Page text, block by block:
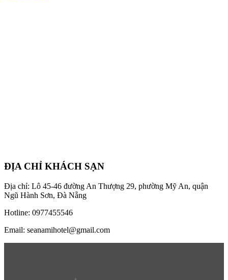
ĐỊA CHỈ KHÁCH SẠN
Địa chỉ: Lô 45-46 đường An Thượng 29, phường Mỹ An, quận
Ngũ Hành Sơn, Đà Nẵng
Hotline: 0977455546
Email: seanamihotel@gmail.com